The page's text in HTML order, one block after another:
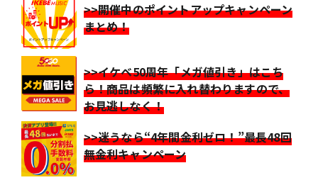
>>開催中のポイントアップキャンペーン
まとめ！
>>イケベ50周年「メガ値引き」はこち
ら！商品は頻繁に入れ替わりますので、
お見逃しなく！
>>迷うなら“4年間金利ゼロ！”最長48回
無金利キャンペーン